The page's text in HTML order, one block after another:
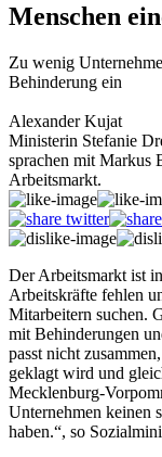
Menschen
Zu wenig
Behinderung ein
Alexander Kujat
Ministerin Stefanie
sprachen mit Markus
Arbeitsmarkt.
Der Arbeitsmarkt ist
Arbeitskräfte fehlen
Mitarbeitern suchen.
mit Behinderungen
passt nicht
geklagt wird und
Mecklenburg-
Unternehmen keinen
haben.“, so